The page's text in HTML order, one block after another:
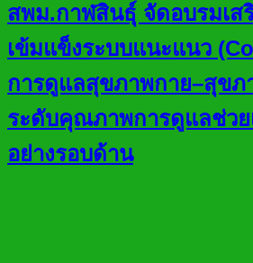
สพม.กาฬสินธุ์ จัดอบรมเส
เข้มแข็งระบบแนะแนว
การดูแลสุขภาพกาย–สุขภ
ระดับคุณภาพการดูแลช่วย
อย่างรอบด้าน